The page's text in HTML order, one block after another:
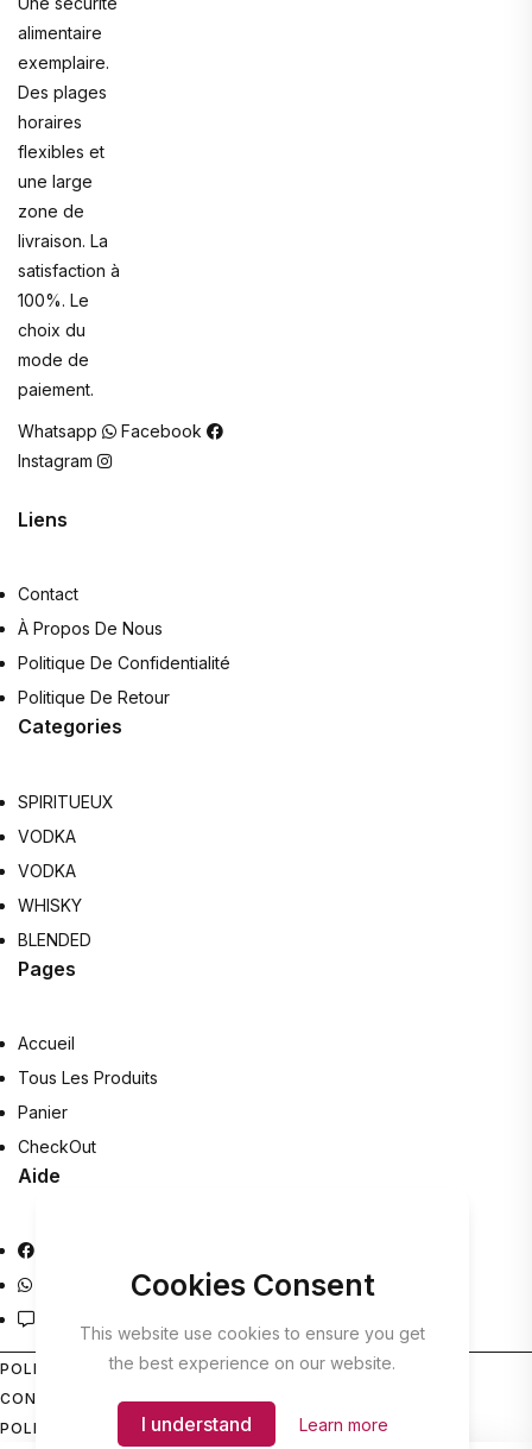
Cookies Consent
This website use cookies to ensure you get
the best experience on our website.
I understand Learn more
alimentaire
exemplaire.
Des plages
horaires
flexibles et
une large
zone de
livraison. La
satisfaction à
100%. Le
choix du
mode de
paiement.
Whatsapp
Facebook
Instagram
Liens
Contact
À Propos De Nous
Politique De Confidentialité
Politique De Retour
Categories
SPIRITUEUX
VODKA
VODKA
WHISKY
BLENDED
Pages
Accueil
Tous Les Produits
Panier
CheckOut
Aide
Whatsapp Help
POLITIQUE DE
CONFIDENTIALITÉ
POLITIQUE DE RETOUR